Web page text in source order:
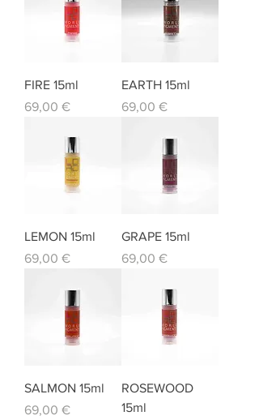
FIRE 15ml
Prezzo
69,00 €
EARTH 15ml
Prezzo
69,00 €
LEMON 15ml
Prezzo
69,00 €
GRAPE 15ml
Prezzo
69,00 €
SALMON 15ml
Prezzo
69,00 €
ROSEWOOD
15ml